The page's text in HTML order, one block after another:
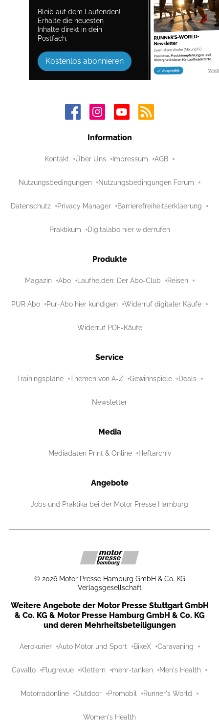
Bleib auf dem Laufenden!
Erhalte die neuesten
Inhalte direkt in dein
Postfach.
Kostenlos abonnieren
Information
Kontakt Über Uns Impressum AGB
Nutzungsbedingungen Nutzungsbedingungen Forum
Datenschutz Privacy Manager Barrierefreiheitserklaerung
Praktikum Digitalabo hier widerrufen
Produkte
Magazin Abo Laufhelden: Der Abo-Club Reisen
PUR Abo Pur-Abo hier kündigen Widerruf digitaler Käufe
Widerruf PDF-Käufe
Service
Trainingspläne Themen von A-Z Gewinnspiele Deals
Newsletter
Media
Mediadaten Print & Online Heftarchiv
Angebote
Jobs und Praktika bei der Motor Presse Hamburg
© 2026 Motor Presse Hamburg GmbH & Co. KG
Verlagsgesellschaft
Weitere Angebote der Motor Presse Stuttgart GmbH
& Co. KG & Motor Presse Hamburg GmbH & Co. KG
und deren Mehrheitsbeteiligungen
Aerokurier Auto Motor und Sport BikeX Caravaning
Cavallo Flugrevue Klettern mehr-tanken Men's Health
Motorradonline Outdoor Promobil Runner's World
Women's Health